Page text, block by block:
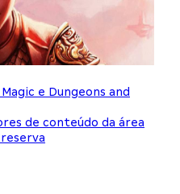
e Dungeons and
de conteúdo da área